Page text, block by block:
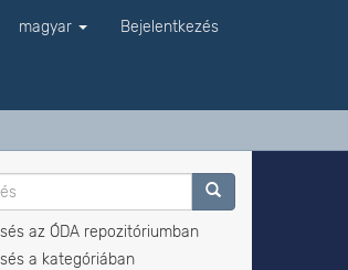
magyar Bejelentkezés
az ÓDA repozitóriumban
a kategóriában